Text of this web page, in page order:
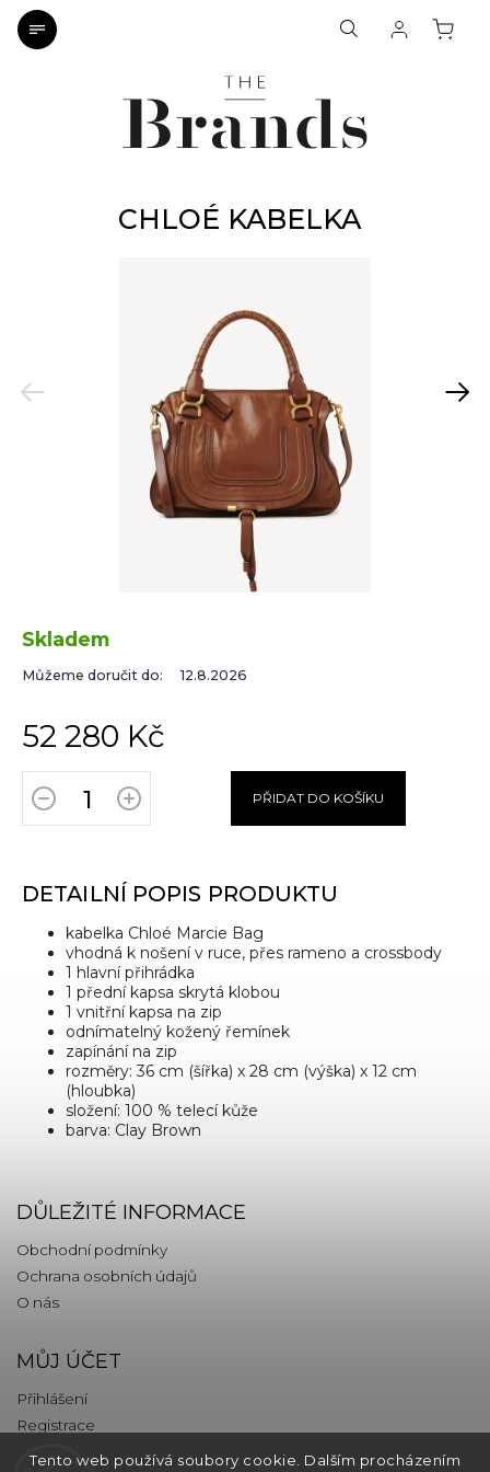
Tento web používá soubory cookie. Dalším procházením
CHLOÉ KABELKA
Previous Next
52 280 Kč
Skladem
Můžeme doručit do: 12.8.2026
PŘIDAT DO KOŠÍKU
DETAILNÍ POPIS PRODUKTU
kabelka Chloé Marcie Bag
vhodná k nošení v ruce, přes rameno a crossbody
1 hlavní přihrádka
1 přední kapsa skrytá klobou
1 vnitřní kapsa na zip
odnímatelný kožený řemínek
zapínání na zip
rozměry: 36 cm (šířka) x 28 cm (výška) x 12 cm
(hloubka)
složení: 100 % telecí kůže
barva: Clay Brown
DŮLEŽITÉ INFORMACE
Obchodní podmínky
Ochrana osobních údajů
O nás
MŮJ ÚČET
Přihlášení
Registrace